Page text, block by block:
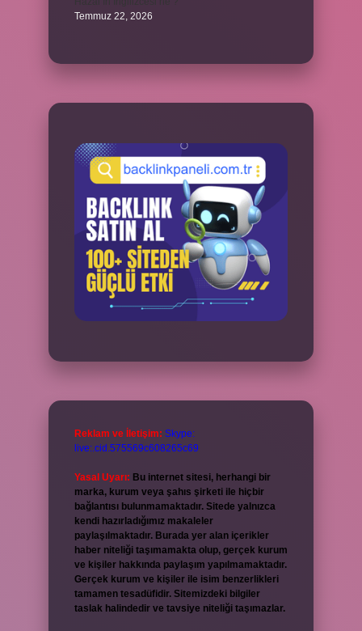
Temmuz 22, 2026
Reklam ve İletişim: Skype:
live:.cid.575569c608265c69
Yasal Uyarı: Bu internet sitesi, herhangi bir
marka, kurum veya şahıs şirketi ile hiçbir
bağlantısı bulunmamaktadır. Sitede yalnızca
kendi hazırladığımız makaleler
paylaşılmaktadır. Burada yer alan içerikler
haber niteliği taşımamakta olup, gerçek kurum
ve kişiler hakkında paylaşım yapılmamaktadır.
Gerçek kurum ve kişiler ile isim benzerlikleri
tamamen tesadüfidir. Sitemizdeki bilgiler
taslak halindedir ve tavsiye niteliği taşımazlar.